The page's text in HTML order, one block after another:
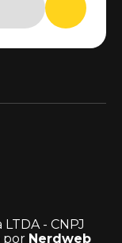
- CNPJ
por Nerdweb